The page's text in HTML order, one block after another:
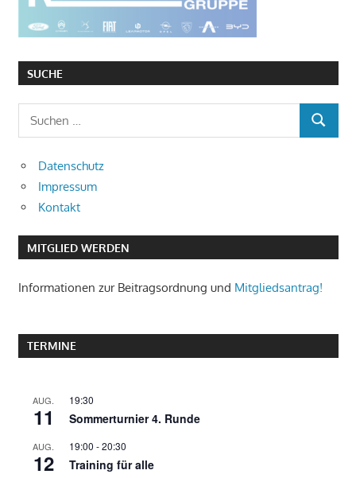
SUCHE
SUCHEN
Datenschutz
Impressum
Kontakt
MITGLIED WERDEN
Informationen zur Beitragsordnung und Mitgliedsantrag!
TERMINE
AUG.
11
19:30
Sommerturnier 4. Runde
AUG.
12
19:00 -20:30
Training für alle